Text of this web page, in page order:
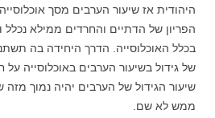
היהודית אז שיעור הערבים מסך
הפריון של הדתיים והחרדים ממילא נכלל
בכלל האוכלוסייה. הדרך היחידה בה
של גידול בשיעור הערבים באוכלוסייה על
שיעור הגידול של הערבים יהיה נמוך מזה
ממש לא שם.